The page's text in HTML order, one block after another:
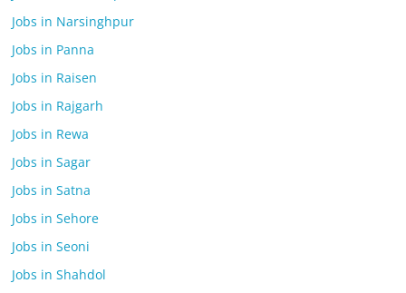
Jobs in Narsinghpur
Jobs in Panna
Jobs in Raisen
Jobs in Rajgarh
Jobs in Rewa
Jobs in Sagar
Jobs in Satna
Jobs in Sehore
Jobs in Seoni
Jobs in Shahdol